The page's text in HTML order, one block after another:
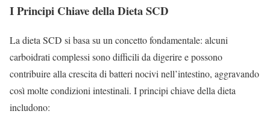
I Principi Chiave della Dieta SCD
La dieta SCD si basa su un concetto fondamentale: alcuni
carboidrati complessi sono difficili da digerire e possono
contribuire alla crescita di batteri nocivi nell’intestino, aggravando
così molte condizioni intestinali. I principi chiave della dieta
includono: